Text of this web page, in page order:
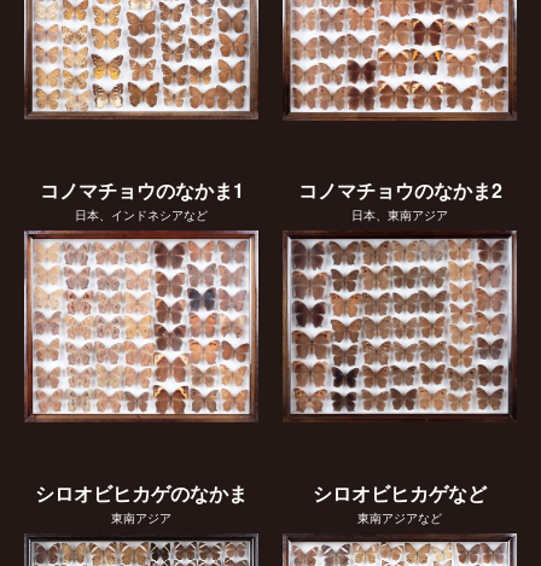
コノマチョウのなかま1
日本、インドネシアなど
コノマチョウのなかま2
日本、東南アジア
シロオビヒカゲのなかま
東南アジア
シロオビヒカゲなど
東南アジアなど